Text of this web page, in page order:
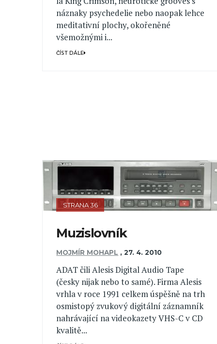
náznaky psychedelie nebo naopak lehce
meditativní plochy, okořeněné
všemožnými i...
ČÍST DÁLE
STRANA 36
Muzislovník
MOJMÍR MOHAPL ,27. 4. 2010
ADAT čili Alesis Digital Audio Tape
(česky nijak nebo to samé). Firma Alesis
vrhla v roce 1991 celkem úspěšně na trh
osmistopý zvukový digitální záznamník
nahrávající na videokazety VHS-C v CD
kvalitě...